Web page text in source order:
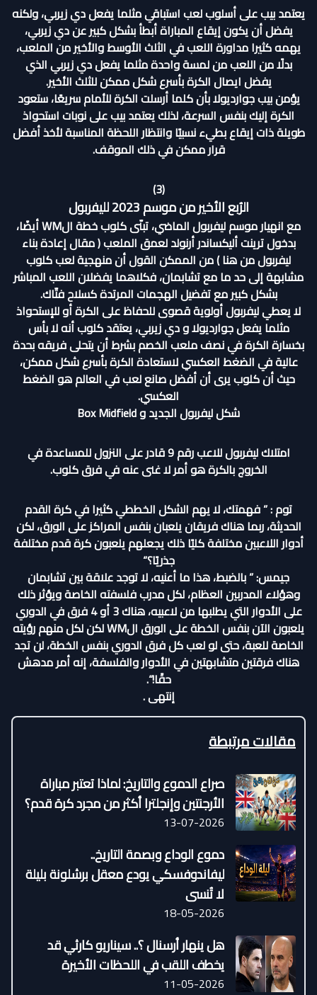
يعتمد بيب على أسلوب لعب استباقي مثلما يفعل دي زيربي، ولكنه
يفضل أن يكون إيقاع المباراة أبطأ بشكل كبير عن دي زيربي،
يهمه كثيرا مداورة اللعب في الثلث الأوسط والأخير من الملعب،
بدلًا من اللعب من لمسة واحدة مثلما يفعل دي زيربي الذي
يفضل ايصال الكرة بأسرع شكل ممكن للثلث الأخير.
يؤمن بيب جوارديولا بأن كلما أرسلت الكرة للأمام سريعًا، ستعود
الكرة إليك بنفس السرعة، لذلك يعتمد بيب على نوبات استحواذ
طويلة ذات إيقاع بطيء نسبيًا وانتظار اللحظة المناسبة لأخذ أفضل
قرار ممكن في ذلك الموقف.
(3)
الرُبع الأخير من موسم 2023 لليفربول
مع انهيار موسم ليفربول الماضي، تبنّى كلوب خطة الWM أيضًا،
بدخول ترينت أليكساندر أرنولد لعمق الملعب (مقال إعادة بناء
ليفربول من هنا) من الممكن القول أن منهجية لعب كلوب
مشابهة إلى حد ما مع تشابمان، فكلاهما يفضلان اللعب المباشر
بشكل كبير مع تفضيل الهجمات المرتدة كسلاح فتّاك.
لا يعطي ليفربول أولوية قصوى للحفاظ على الكرة أو للإستحواذ
مثلما يفعل جوارديولا و دي زيربي، يعتقد كلوب أنه لا بأس
بخسارة الكرة في نصف ملعب الخصم بشرط أن يتحلى فريقه بحدة
عالية في الضغط العكسي لاستعادة الكرة بأسرع شكل ممكن،
حيث أن كلوب يرى أن أفضل صانع لعب في العالم هو الضغط
العكسي.
شكل ليفربول الجديد و Box Midfield
امتلاك ليفربول للاعب رقم 9 قادر على النزول للمساعدة في
الخروج بالكرة هو أمر لا غنى عنه في فرق كلوب.
توم : ” فهمتك، لا يهم الشكل الخططي كثيرا في كرة القدم
الحديثة، ربما هناك فريقان يلعبان بنفس المراكز على الورق، لكن
أدوار اللاعبين مختلفة كليًا ذلك يجعلهم يلعبون كرة قدم مختلفة
جذريًا؟“
جيمس: ” بالضبط، هذا ما أعنيه، لا توجد علاقة بين تشابمان
وهؤلاء المدربين العظام، لكل مدرب فلسفته الخاصة ويؤثر ذلك
على الأدوار التي يطلبها من لاعبيه، هناك 3 أو 4 فرق في الدوري
يلعبون الآن بنفس الخطة على الورق الWM لكن لكل منهم رؤيته
الخاصة للعبة، حتى لو لعب كل فرق الدوري بنفس الخطة، لن تجد
هناك فرقتين متشابهتين في الأدوار والفلسفة، إنه أمر مدهش
حقًا!“.
إنتهى .
مقالات مرتبطة
صراع الدموع والتاريخ: لماذا تعتبر مباراة
الأرجنتين وإنجلترا أكثر من مجرد كرة قدم؟
13-07-2026
دموع الوداع وبصمة التاريخ..
ليفاندوفسكي يودع معقل برشلونة بليلة
لا تُنسى
18-05-2026
هل ينهار أرسنال ؟.. سيناريو كارثي قد
يخطف اللقب في اللحظات الأخيرة
11-05-2026